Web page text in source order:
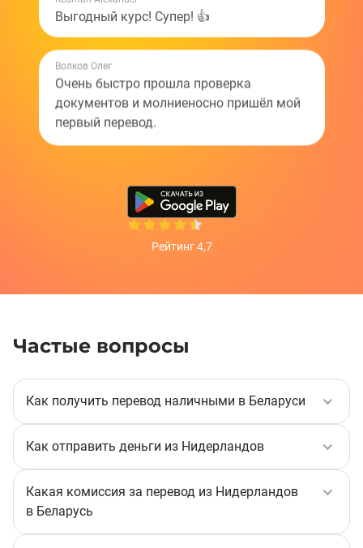
Выгодный курс! Супер! 👍
Волков Олег
Очень быстро прошла проверка
документов и молниеносно пришёл мой
первый перевод.
Перевод занимает 30 секунд.
Рейтинг 4,7
Частые вопросы
Как получить перевод наличными в Беларуси
Наличными перевод выдают в офисах партнеров
Korona. Получателю необходимо предъявить
Как отправить деньги из Нидерландов
Выберите страну назначения, укажите способ
получения перевода и сумму перевода, выберите
валюты отправки и доставки, а также способ
Какая комиссия за перевод из Нидерландов
в Беларусь
Комиссия за переводы из Нидерландов в